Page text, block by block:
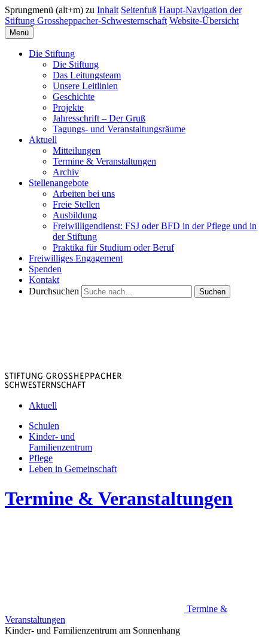
Sprungmenü (alt+m) zu Inhalt Seitenfuß Haupt-Navigation der
Stiftung Grossheppacher-Schwesternschaft Website-Übersicht
Menü
Die Stiftung
Die Stiftung
Das Leitungsteam
Unsere Leitlinien
Geschichte
Projekte
Jahresschrift – Der Gruß
Tagungs- und Veranstaltungsräume
Aktuell
Mitteilungen
Termine & Veranstaltungen
Archiv
Stellenangebote
Arbeiten bei uns
Freie Stellen
Ausbildung
Freiwilligendienst: FSJ oder BFD in der Pflege und in
der Stiftung
Praktika für Studium oder Beruf
Freiwilliges Engagement
Spenden
Kontakt
Durchsuchen
Suchen
Aktuell
Schulen
Kinder- und
Familienzentrum
Pflege
Leben in Gemeinschaft
Termine & Veranstaltungen
Termine &
Veranstaltungen
Kinder- und Familienzentrum am Sonnenhang